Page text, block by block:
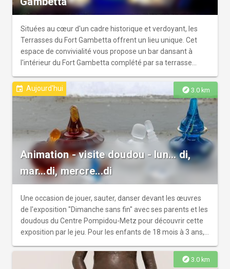
Situées au cœur d'un cadre historique et verdoyant, les
Terrasses du Fort Gambetta offrent un lieu unique. Cet
espace de convivialité vous propose un bar dansant à
l'intérieur du Fort Gambetta complété par sa terrasse
après-midi. Sur place est proposée une petite restauration
ainsi que diverses boissons et cocktails*. *L'abus d'alcool
est dangereux pour la santé, à consommer avec
explore 3.0 km
event Aujourd'hui
Animation - visite doudou - lun... di,
mar...di, mercre...di
Une occasion de jouer, sauter, danser devant les œuvres
de l'exposition "Dimanche sans fin" avec ses parents et les
doudous du Centre Pompidou-Metz pour découvrir cette
exposition par le jeu. Pour les enfants de 18 mois à 3 ans,
explore 3.0 km